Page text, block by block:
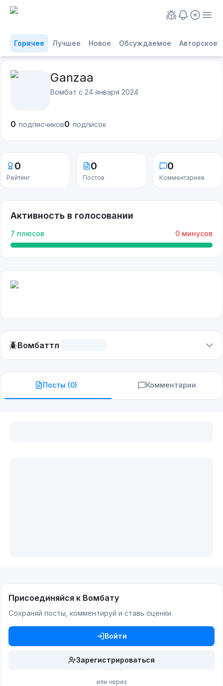
Горячее Лучшее Новое Обсуждаемое Авторское
Ganzaa
Вомбат с 24 января 2024
0 подписчиков0 подписок
0
Рейтинг
0
Постов
0
Комментариев
Активность в голосовании
7 плюсов 0 минусов
🪲Вомбаттл
Посты (0) Комментарии
Присоединяйся к Вомбату
Сохраняй посты, комментируй и ставь оценки
Войти
Зарегистрироваться
или через